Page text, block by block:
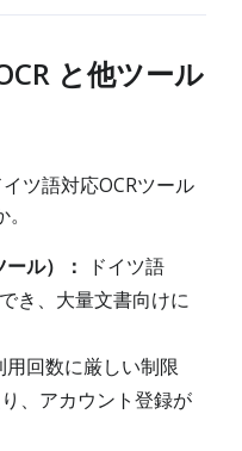
と他ツール
ツ語対応OCRツール
ル）：
ドイツ語
き、大量文書向けに
用回数に厳しい制限
、アカウント登録が